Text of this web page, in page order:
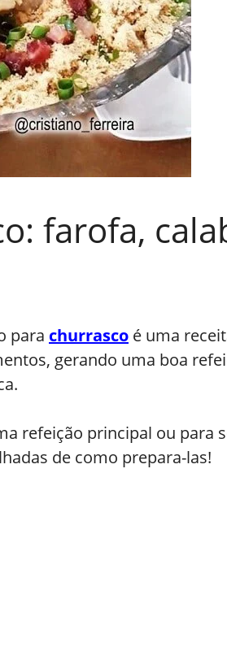
farofa,
para churrasco é uma
gerando uma boa
refeição principal ou para
de como prepara-las!